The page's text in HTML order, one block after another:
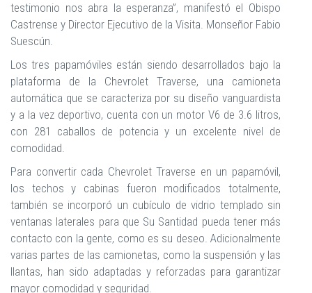
testimonio nos abra la esperanza”, manifestó el Obispo
Castrense y Director Ejecutivo de la Visita. Monseñor Fabio
Suescún.
Los tres papamóviles están siendo desarrollados bajo la
plataforma de la Chevrolet Traverse, una camioneta
automática que se caracteriza por su diseño vanguardista
y a la vez deportivo, cuenta con un motor V6 de 3.6 litros,
con 281 caballos de potencia y un excelente nivel de
comodidad.
Para convertir cada Chevrolet Traverse en un papamóvil,
los techos y cabinas fueron modificados totalmente,
también se incorporó un cubículo de vidrio templado sin
ventanas laterales para que Su Santidad pueda tener más
contacto con la gente, como es su deseo. Adicionalmente
varias partes de las camionetas, como la suspensión y las
llantas, han sido adaptadas y reforzadas para garantizar
mayor comodidad y seguridad.